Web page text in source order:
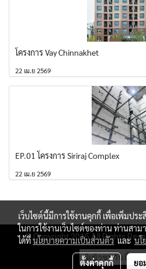
โครงการ Vay Chinnakhet
22 เม.ย 2569
EP.01 โครงการ Siriraj Complex
22 เม.ย 2569
© Copyright 2015 All Rights
ผู้เข้าชมวันนี้
เว็บไซต์นี้มีการใช้งานคุกกี้ เพื่อเพิ่มป
ในการใช้งานเว็บไซต์ของท่าน ท่านสาม
ได้ที่นโยบายความเป็นส่วนตัวและนโ
ตั้งค่าคุกกี้ ยอ